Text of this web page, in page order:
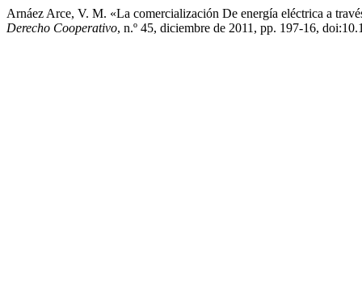
Arnáez Arce, V. M. «La comercialización De energía eléctrica a
Derecho Cooperativo, n.º 45, diciembre de 2011, pp. 197-16,